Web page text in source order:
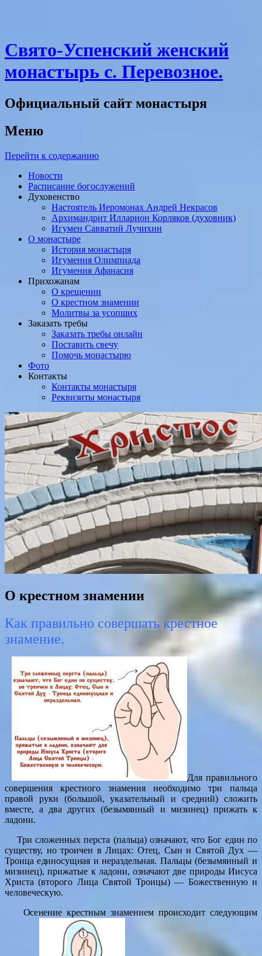
Свято-Успенский женский
монастырь с. Перевозное.
Официальный сайт монастыря
Меню
Перейти к содержанию
Новости
Расписание богослужений
Духовенство
Настоятель Иеромонах Андрей Некрасов
Архимандрит Илларион Корляков (духовник)
Игумен Савватий Лучихин
О монастыре
История монастыря
Игумения Олимпиада
Игумения Афанасия
Прихожанам
О крещении
О крестном знамении
Молитвы за усопших
Заказать требы
Заказать требы онлайн
Поставить свечу
Помочь монастырю
Фото
Контакты
Контакты монастыря
Реквизиты монастыря
О крестном знамении
Как правильно совершать крестное
знамение.
Для правильного
совершения крестного знамения необходимо три пальца
правой руки (большой, указательный и средний) сложить
вместе, а два других (безымянный и мизинец) прижать к
ладони.
Три сложенных перста (пальца) означают, что Бог един по
существу, но троичен в Лицах: Отец, Сын и Святой Дух —
Троица единосущная и нераздельная. Пальцы (безымянный и
мизинец), прижатые к ладони, означают две природы Иисуса
Христа (второго Лица Святой Троицы) — Божественную и
человеческую.
Осенение крестным знамением происходит следующим